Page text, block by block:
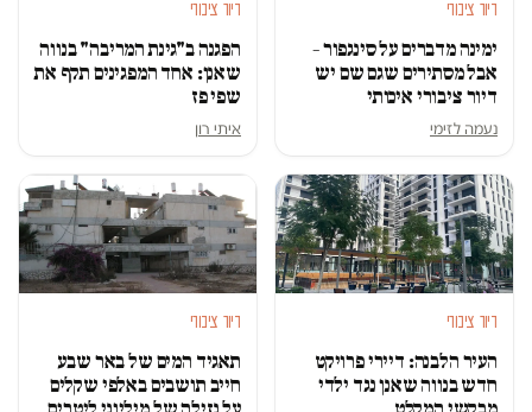
דיור ציבורי
ימינה מדברים על סינגפור –
אבל מסתירים שגם שם יש
דיור ציבורי איכותי
נעמה לזימי
דיור ציבורי
הפגנה ב"גינת המריבה" בנווה
שאנן: אחד המפגינים תקף את
שפי פז
איתי רון
דיור ציבורי
העיר הלבנה: דיירי פרויקט
חדש בנווה שאנן נגד ילדי
דיור ציבורי
תאגיד המים של באר שבע
חייב תושבים באלפי שקלים